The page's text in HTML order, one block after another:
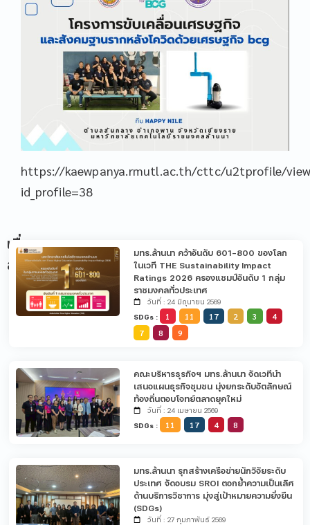
https://kaewpanya.rmutl.ac.th/cttc/u2tprofile/
id_profile=38
เรื่อง
ล่าสุด
มทร.ล้านนา คว้าอันดับ 601-800 ของโลก
ในเวที THE Sustainability Impact
Ratings 2026 ครองแชมป์อันดับ 1 กลุ่ม
ราชมงคลทั่วประเทศ
วันที่ : 24 มิถุนายน 2569
SDGs :
1 11 17 2 3
4
7
8 9
คณะบริหารธุรกิจฯ มทร.ล้านนา จัดเวทีนำ
เสนอแผนธุรกิจชุมชน มุ่งยกระดับอัตลักษณ์
ท้องถิ่นตอบโจทย์ตลาดยุคใหม่
วันที่ : 24 เมษายน 2569
SDGs :
11 17 4 8
มทร.ล้านนา รุกสร้างเครือข่ายนักวิจัยระดับ
ประเทศ จัดอบรม SROI ตอกย้ำความเป็นเลิศ
ด้านบริการวิชาการ มุ่งสู่เป้าหมายความยั่งยืน
(SDGs)
วันที่ : 27 กุมภาพันธ์ 2569